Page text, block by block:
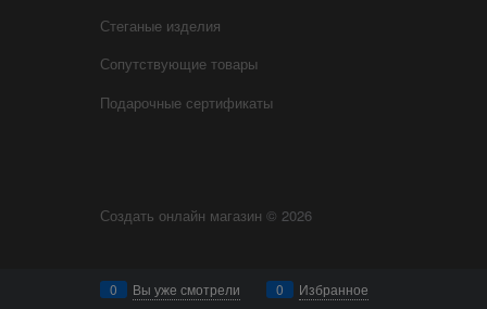
Стеганые изделия
Сопутствующие товары
Подарочные сертификаты
Создать онлайн магазин © 2026
0 Вы уже смотрели 0 Избранное